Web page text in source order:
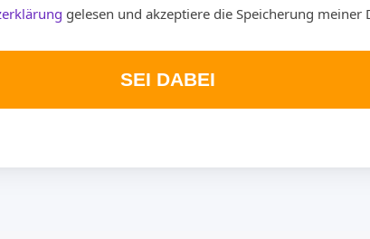
gelesen und akzeptiere die Speicherung meiner
SEI DABEI